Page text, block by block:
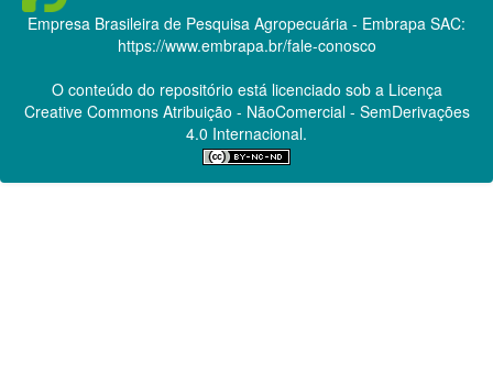
Empresa Brasileira de Pesquisa Agropecuária - Embrapa SAC:
https://www.embrapa.br/fale-conosco
O conteúdo do repositório está licenciado sob a Licença
Creative CommonsAtribuição - NãoComercial - SemDerivações
4.0 Internacional.